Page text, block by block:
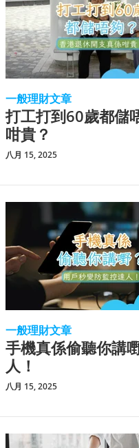
一般理財文章
打工打到60歲都儲
咁貴？
八月 15, 2025
一般理財文章
手機真係偷聽你講
人！
八月 15, 2025